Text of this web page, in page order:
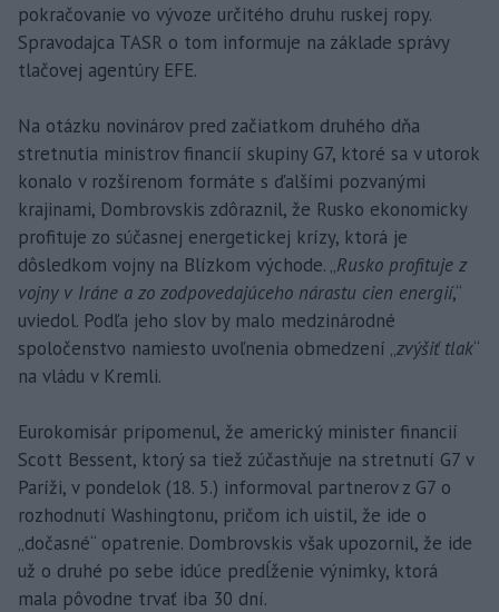
pokračovanie vo vývoze určitého druhu ruskej ropy.
Spravodajca TASR o tom informuje na základe správy
tlačovej agentúry EFE.
Na otázku novinárov pred začiatkom druhého dňa
stretnutia ministrov financií skupiny G7, ktoré sa v utorok
konalo v rozšírenom formáte s ďalšími pozvanými
krajinami, Dombrovskis zdôraznil, že Rusko ekonomicky
profituje zo súčasnej energetickej krízy, ktorá je
dôsledkom vojny na Blízkom východe. „Rusko profituje z
vojny v Iráne a zo zodpovedajúceho nárastu cien energií,“
uviedol. Podľa jeho slov by malo medzinárodné
spoločenstvo namiesto uvoľnenia obmedzení „zvýšiť tlak“
na vládu v Kremli.
Eurokomisár pripomenul, že americký minister financií
Scott Bessent, ktorý sa tiež zúčastňuje na stretnutí G7 v
Paríži, v pondelok (18. 5.) informoval partnerov z G7 o
rozhodnutí Washingtonu, pričom ich uistil, že ide o
„dočasné“ opatrenie. Dombrovskis však upozornil, že ide
už o druhé po sebe idúce predĺženie výnimky, ktorá
mala pôvodne trvať iba 30 dní.